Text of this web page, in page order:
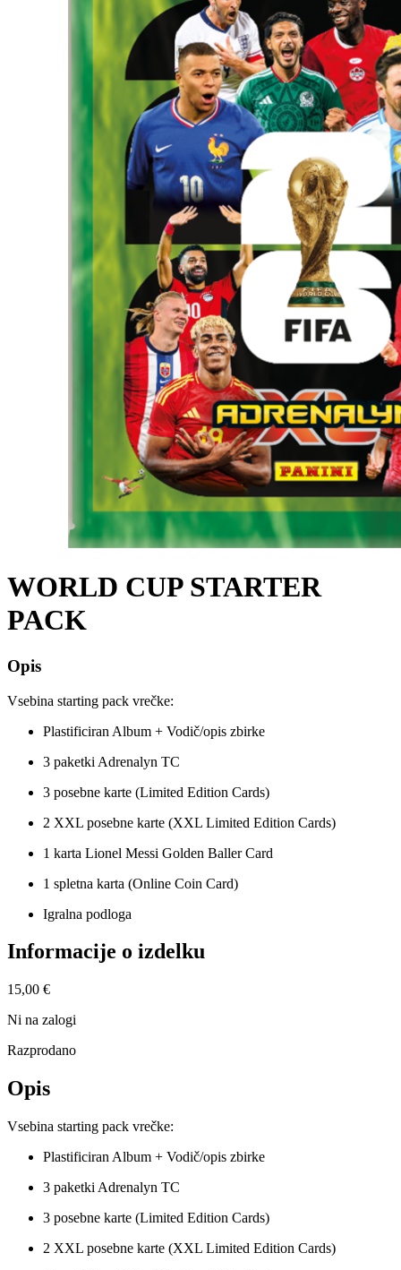
WORLD CUP STARTER
PACK
Opis
Vsebina starting pack vrečke:
Plastificiran Album + Vodič/opis zbirke
3 paketki Adrenalyn TC
3 posebne karte (Limited Edition Cards)
2 XXL posebne karte (XXL Limited Edition Cards)
1 karta Lionel Messi Golden Baller Card
1 spletna karta (Online Coin Card)
Igralna podloga
Informacije o izdelku
15,00 €
Ni na zalogi
Razprodano
Opis
Vsebina starting pack vrečke:
Plastificiran Album + Vodič/opis zbirke
3 paketki Adrenalyn TC
3 posebne karte (Limited Edition Cards)
2 XXL posebne karte (XXL Limited Edition Cards)